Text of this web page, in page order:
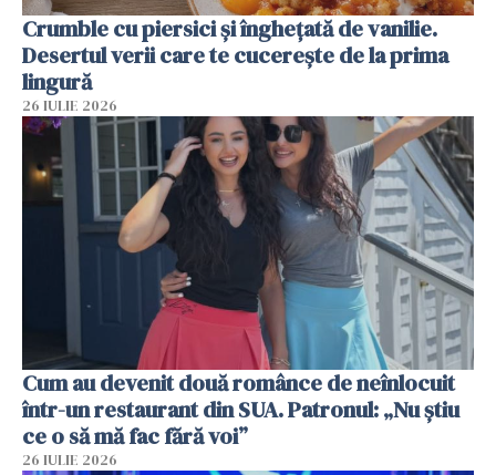
Crumble cu piersici și înghețată de vanilie.
Desertul verii care te cucerește de la prima
lingură
26 IULIE 2026
Cum au devenit două românce de neînlocuit
într-un restaurant din SUA. Patronul: „Nu știu
ce o să mă fac fără voi”
26 IULIE 2026